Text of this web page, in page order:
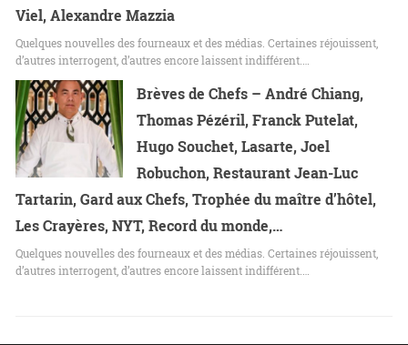
Viel, Alexandre Mazzia
Quelques nouvelles des fourneaux et des médias. Certaines réjouissent,
d’autres interrogent, d’autres encore laissent indifférent.…
Brèves de Chefs – André Chiang,
Thomas Pézéril, Franck Putelat,
Hugo Souchet, Lasarte, Joel
Robuchon, Restaurant Jean-Luc
Tartarin, Gard aux Chefs, Trophée du maître d’hôtel,
Les Crayères, NYT, Record du monde,…
Quelques nouvelles des fourneaux et des médias. Certaines réjouissent,
d’autres interrogent, d’autres encore laissent indifférent.…